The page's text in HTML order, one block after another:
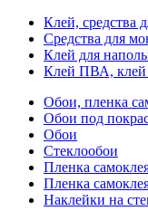
Клей, средства
Средства для
Клей для
Клей ПВА, клей
Обои, пленка
Обои под
Обои
Стеклообои
Пленка
Пленка
Наклейки на